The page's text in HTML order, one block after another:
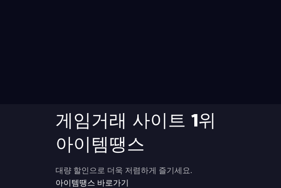
게임거래 사이트 1위
아이템땡스
대량 할인으로 더욱 저렴하게 즐기세요.
아이템땡스 바로가기